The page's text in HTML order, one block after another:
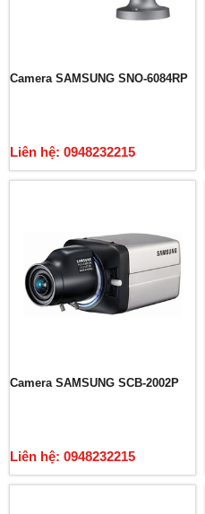
Camera SAMSUNG SNO-6084RP
Liên hệ: 0948232215
Camera SAMSUNG SCB-2002P
Liên hệ: 0948232215